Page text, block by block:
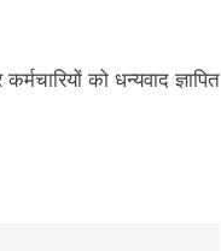
को धन्यवाद ज्ञापित